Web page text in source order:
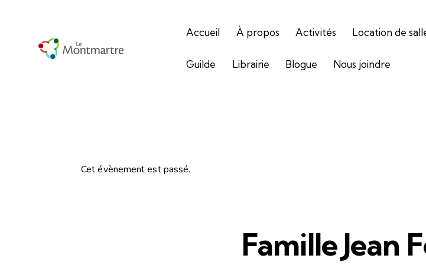
Accueil À propos Activités Location de
Guilde Librairie Blogue Nous joindre
Cet évènement est passé.
Famille Jean